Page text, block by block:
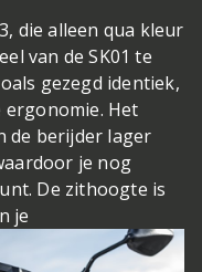
die alleen qua kleur
van de SK01 te
gezegd identiek,
ergonomie. Het
de berijder lager
je nog
De zithoogte is
je